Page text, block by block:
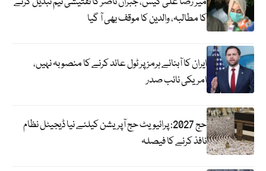
کا مطالبہ، والدین کا موقف بھی آ گیا
ایران کا آبنائے ہرمز پر ٹول عائد کرنے کا منصوبہ نہیں،
امریکی نائب صدر
حج 2027: پرائیویٹ حج آپریشن کیلئے نیا ڈیجیٹل نظام
نافذ کرنے کا فیصلہ